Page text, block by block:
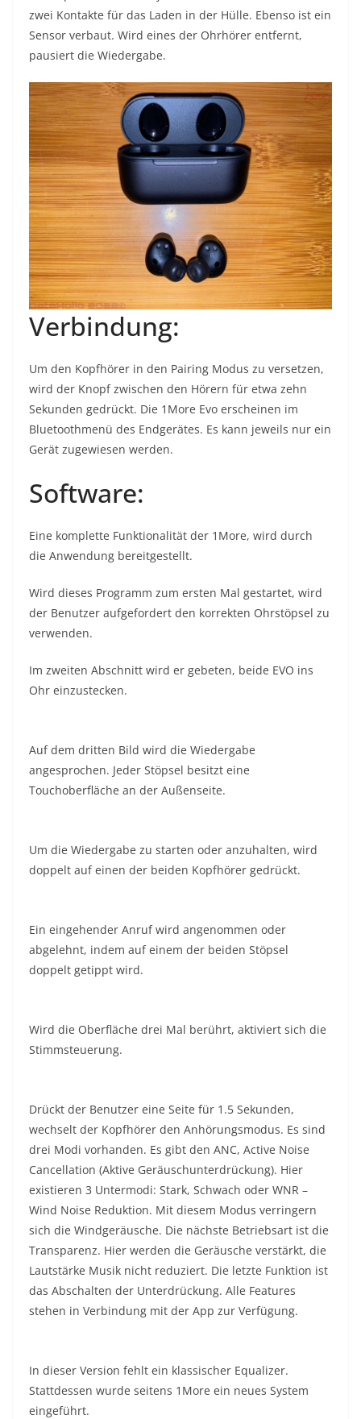
zwei Kontakte für das Laden in der Hülle. Ebenso ist ein
Sensor verbaut. Wird eines der Ohrhörer entfernt,
pausiert die Wiedergabe.
Verbindung:
Um den Kopfhörer in den Pairing Modus zu versetzen,
wird der Knopf zwischen den Hörern für etwa zehn
Sekunden gedrückt. Die 1More Evo erscheinen im
Bluetoothmenü des Endgerätes. Es kann jeweils nur ein
Gerät zugewiesen werden.
Software:
Eine komplette Funktionalität der 1More, wird durch
die Anwendung bereitgestellt.
Wird dieses Programm zum ersten Mal gestartet, wird
der Benutzer aufgefordert den korrekten Ohrstöpsel zu
verwenden.
Im zweiten Abschnitt wird er gebeten, beide EVO ins
Ohr einzustecken.
Auf dem dritten Bild wird die Wiedergabe
angesprochen. Jeder Stöpsel besitzt eine
Touchoberfläche an der Außenseite.
Um die Wiedergabe zu starten oder anzuhalten, wird
doppelt auf einen der beiden Kopfhörer gedrückt.
Ein eingehender Anruf wird angenommen oder
abgelehnt, indem auf einem der beiden Stöpsel
doppelt getippt wird.
Wird die Oberfläche drei Mal berührt, aktiviert sich die
Stimmsteuerung.
Drückt der Benutzer eine Seite für 1.5 Sekunden,
wechselt der Kopfhörer den Anhörungsmodus. Es sind
drei Modi vorhanden. Es gibt den ANC, Active Noise
Cancellation (Aktive Geräuschunterdrückung). Hier
existieren 3 Untermodi: Stark, Schwach oder WNR –
Wind Noise Reduktion. Mit diesem Modus verringern
sich die Windgeräusche. Die nächste Betriebsart ist die
Transparenz. Hier werden die Geräusche verstärkt, die
Lautstärke Musik nicht reduziert. Die letzte Funktion ist
das Abschalten der Unterdrückung. Alle Features
stehen in Verbindung mit der App zur Verfügung.
In dieser Version fehlt ein klassischer Equalizer.
Stattdessen wurde seitens 1More ein neues System
eingeführt.